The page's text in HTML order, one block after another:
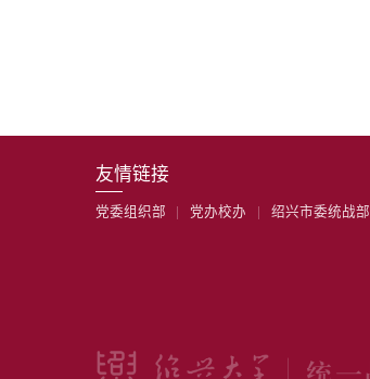
友情链接
党委组织部 党办校办 绍兴市委统战部